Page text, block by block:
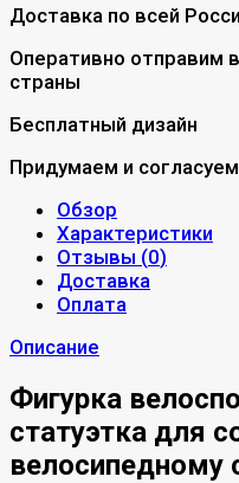
Доставка по всей
Оперативно отправим
страны
Бесплатный дизайн
Придумаем и
Обзор
Характеристики
Отзывы (0)
Доставка
Оплата
Описание
Фигурка
статуэтка для
велосипедному